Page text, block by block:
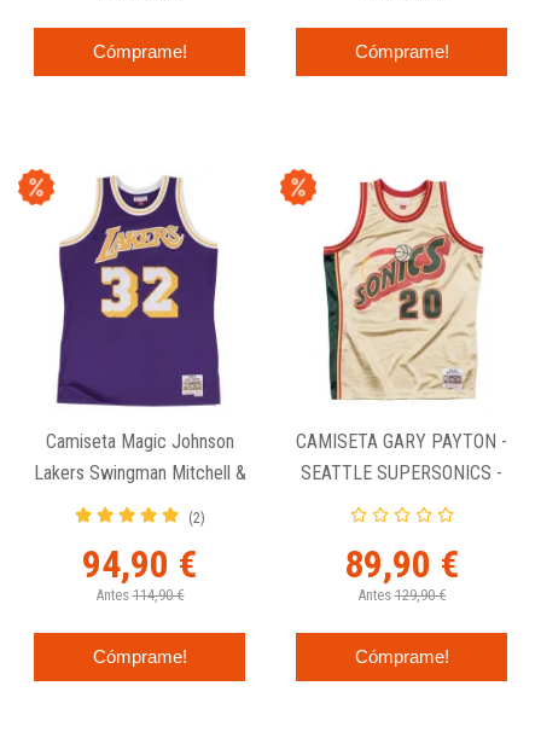
Cómprame! Cómprame!
Camiseta Magic Johnson
Lakers Swingman Mitchell &
Ness Morada 1984-85
(2)
94,90 €
Antes 114,90 €
Cómprame!
CAMISETA GARY PAYTON -
SEATTLE SUPERSONICS -
GOLDEN SWINGMAN
89,90 €
Antes 129,90 €
Cómprame!